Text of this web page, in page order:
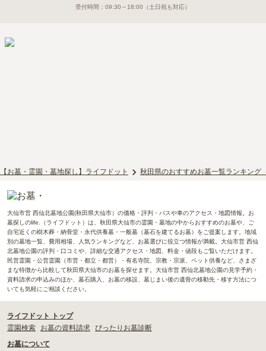
受付時間： 09:30～18:00 （土日祝も対応）
【お墓・霊園・墓地探し】ライフドット 秋田県のおすすめお墓一覧ランキング
大仙市営 西仙北墓地公園(秋田県大仙市）の価格・評判・バスや車のアクセス・地図情報。お
墓探しのlife.（ライフドット）は、秋田県大仙市の霊園・墓地の中からおすすめのお墓や、ご
自宅近くの樹木葬・納骨堂・永代供養墓・一般墓（墓石を建てるお墓）をご提案します。地域
別の墓地一覧、費用相場、人気ランキングなど、お墓選びに役立つ情報が満載。大仙市営 西仙
北墓地公園の評判・口コミや、詳細な交通アクセス・地図、料金・値段もご覧いただけます。
民営霊園・公営霊園（市営・都立・都営）・有名寺院、宗教・宗派、ペット供養など、さまざ
まな特徴から比較して秋田県大仙市のお墓を探せます。大仙市営 西仙北墓地公園の見学予約・
資料請求の申込みのほか、墓石購入、お墓の移設、墓じまい後の遺骨の移動先・移す方法につ
いても気軽にご相談ください。
ライフドット トップ
霊園検索
お墓の資料請求 ぴったりお墓診断
お墓について